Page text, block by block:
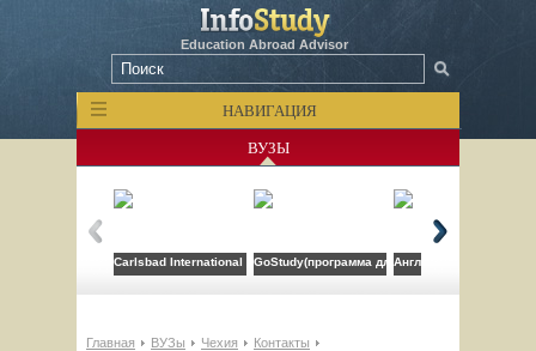
Education Abroad Advisor
НАВИГАЦИЯ
ВУЗЫ
Carlsbad International SchoolGoStudy(программа для врачей)Англо-американский
Главная ВУЗы Чехия Контакты